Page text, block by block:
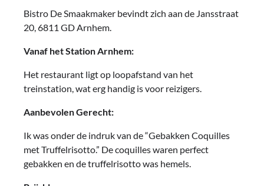
Bistro De Smaakmaker bevindt zich aan de Jansstraat
20, 6811 GD Arnhem.
Vanaf het Station Arnhem:
Het restaurant ligt op loopafstand van het
treinstation, wat erg handig is voor reizigers.
Aanbevolen Gerecht:
Ik was onder de indruk van de “Gebakken Coquilles
met Truffelrisotto.” De coquilles waren perfect
gebakken en de truffelrisotto was hemels.